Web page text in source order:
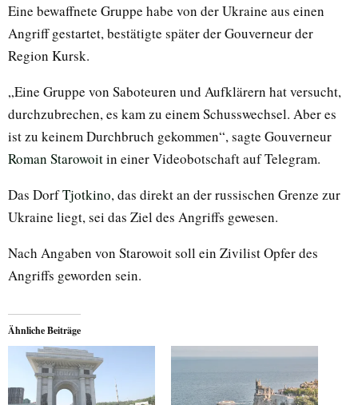
Eine bewaffnete Gruppe habe von der Ukraine aus einen
Angriff gestartet, bestätigte später der Gouverneur der
Region Kursk.
„Eine Gruppe von Saboteuren und Aufklärern hat versucht,
durchzubrechen, es kam zu einem Schusswechsel. Aber es
ist zu keinem Durchbruch gekommen“, sagte Gouverneur
Roman Starowoitin einer Videobotschaft auf Telegram.
Das DorfTjotkino, das direkt an der russischen Grenze zur
Ukraine liegt, sei das Ziel des Angriffs gewesen.
Nach Angaben von Starowoit soll ein Zivilist Opfer des
Angriffs geworden sein.
Ähnliche Beiträge